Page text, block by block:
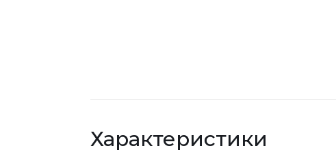
Характеристики